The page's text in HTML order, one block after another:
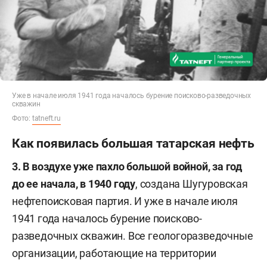
Уже в начале июля 1941 года началось бурение поисково-разведочных
скважин
Фото: tatneft.ru
Как появилась большая татарская нефть
3. В воздухе уже пахло большой войной, за год
до ее начала, в 1940 году, создана Шугуровская
нефтепоисковая партия. И уже в начале июля
1941 года началось бурение поисково-
разведочных скважин. Все геологоразведочные
организации, работающие на территории